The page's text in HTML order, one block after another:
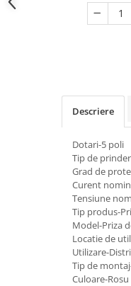
Triplu Stecher
Întrerupătoare/
Ştechere/Stecher
Ţeavă PVC
Corpuri Led lineare
Butuc yala,Broaste
Descriere
Dotari-5 poli
Tip de
Grad de
Curent
Tensiune
Tip produs-
Model-Priza
Locatie de
Utilizare-
Tip de
Culoare-Rosu